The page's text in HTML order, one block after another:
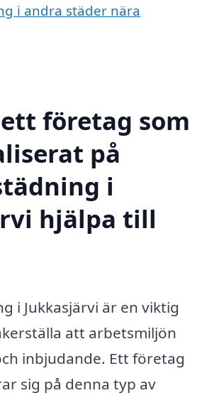
i andra städer nära
företag som
på
i
hjälpa till
i Jukkasjärvi är en viktig
att arbetsmiljön
inbjudande. Ett företag
sig på denna typ av